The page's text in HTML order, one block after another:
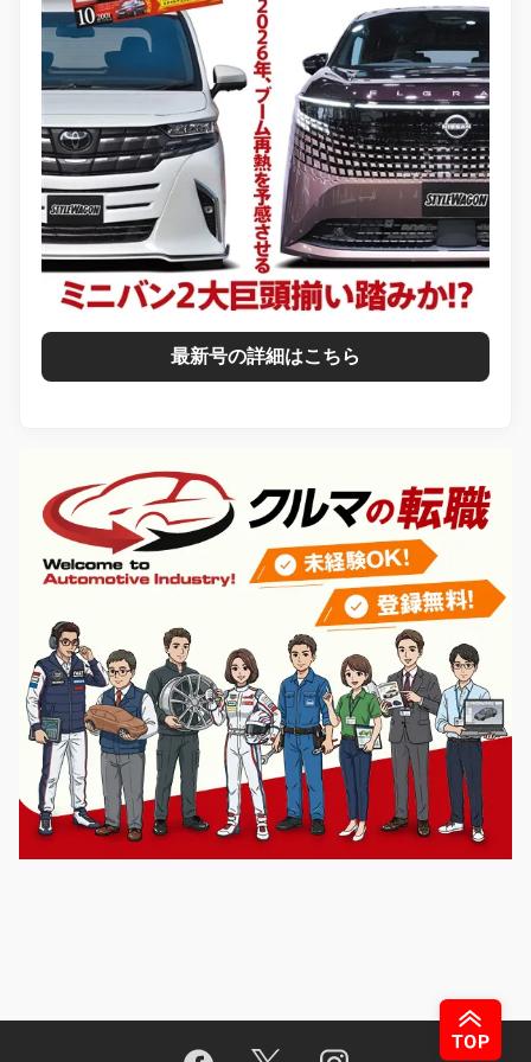
最新号の詳細はこちら